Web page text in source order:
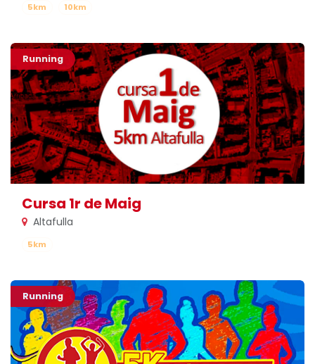
5km 10km
Running
Cursa 1r de Maig
Altafulla
5km
Running